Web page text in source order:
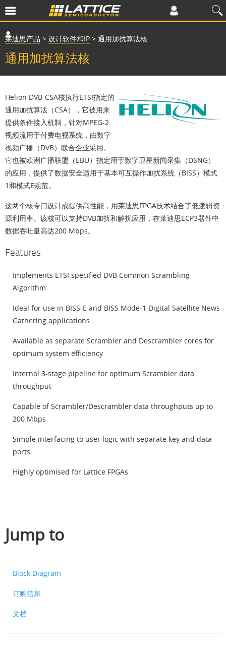
莱迪思产品 > 设计软件和IP > 通用加扰算法核
通用加扰算法核
Helion DVB-CSA核执行ETSI指定的
通用加扰算法（CSA），它被用来
提供条件接入机制，针对MPEG-2
视频流用于付费电视系统，由数字
视频广播（DVB）联合企业采用。
它也被欧洲广播联盟（EBU）指定用于数字卫星新闻采集（DSNG）
的应用，提供了数据安全适用于基本可互操作加扰系统（BISS）模式
1和模式E规范。
这两个核专门设计成提供高性能，用莱迪思FPGA技术结合了低逻辑资
源利用率。该核可以支持DVB加扰和解扰应用，在莱迪思ECP3器件中
数据吞吐量高达200 Mbps。
Features
Implements ETSI specified DVB Common Scrambling
Algorithm
Ideal for use in BISS-E and BISS Mode-1 Digital Satellite News
Gathering applications
Available as separate Scrambler and Descrambler cores for
optimum system efficiency
Internal 3-stage pipeline for optimum Scrambler data
throughput
Capable of Scrambler/Descrambler data throughputs up to
200 Mbps
Simple interfacing to user logic with separate key and data
ports
Highly optimised for Lattice FPGAs
Jump to
Block Diagram
订购信息
文档